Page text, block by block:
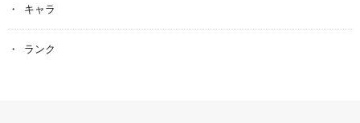
キャラ
ランク